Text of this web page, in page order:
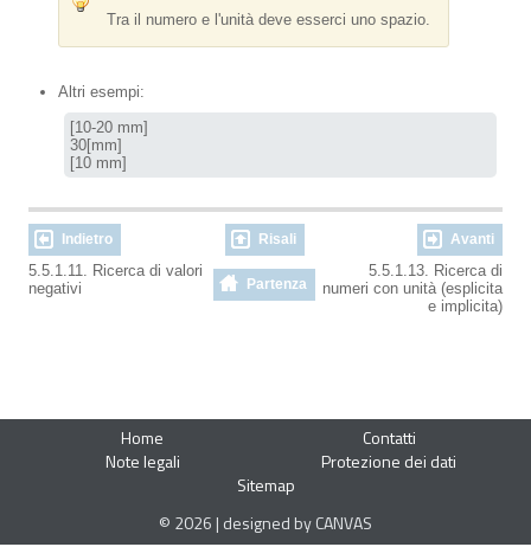
Tra il numero e l'unità deve esserci uno spazio.
Altri esempi:
[10-20 mm]
30[mm]
[10 mm]
Indietro Risali Avanti
5.5.1.11. Ricerca di valori
negativi
Partenza
5.5.1.13. Ricerca di
numeri con unità (esplicita
e implicita)
Home
Contatti
Note legali
Protezione dei dati
Sitemap
© 2026 | designed by CANVAS